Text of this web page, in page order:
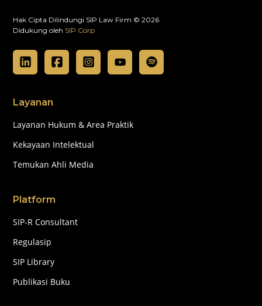
Hak Cipta Dilindungi SIP Law Firm © 2026
Didukung oleh SIP Corp
Layanan
Layanan Hukum & Area Praktik
Kekayaan Intelektual
Temukan Ahli Media
Platform
SIP-R Consultant
Regulasip
SIP Library
Publikasi Buku